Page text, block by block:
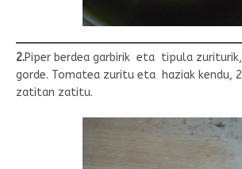
2.Piper berdea garbirik eta tipula
gorde. Tomatea zuritu eta haziak kendu,
zatitan zatitu.